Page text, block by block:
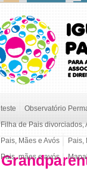
teste Observatório
Filha de Pais divorciados,
Pais, Mães e Avós
Pais,
Pais, mães e avós